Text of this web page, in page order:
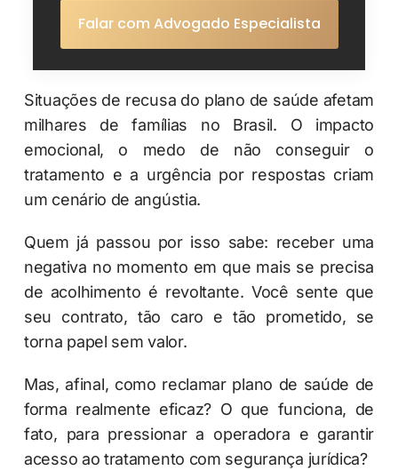
Falar com Advogado Especialista
Situações de recusa do plano de saúde afetam
milhares de famílias no Brasil. O impacto
emocional, o medo de não conseguir o
tratamento e a urgência por respostas criam
um cenário de angústia.
Quem já passou por isso sabe: receber uma
negativa no momento em que mais se precisa
de acolhimento é revoltante. Você sente que
seu contrato, tão caro e tão prometido, se
torna papel sem valor.
Mas, afinal, como reclamar plano de saúde de
forma realmente eficaz? O que funciona, de
fato, para pressionar a operadora e garantir
acesso ao tratamento com segurança jurídica?